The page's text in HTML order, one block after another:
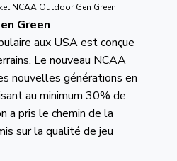
Green
aux USA est conçue
Le nouveau NCAA
nouvelles générations en
au minimum 30% de
a pris le chemin de la
sur la qualité de jeu